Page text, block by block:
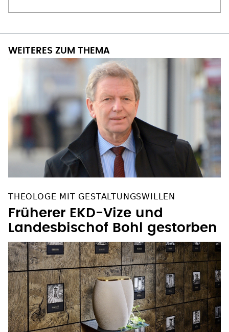
WEITERES ZUM THEMA
THEOLOGE MIT GESTALTUNGSWILLEN
Früherer EKD-Vize und
Landesbischof Bohl gestorben